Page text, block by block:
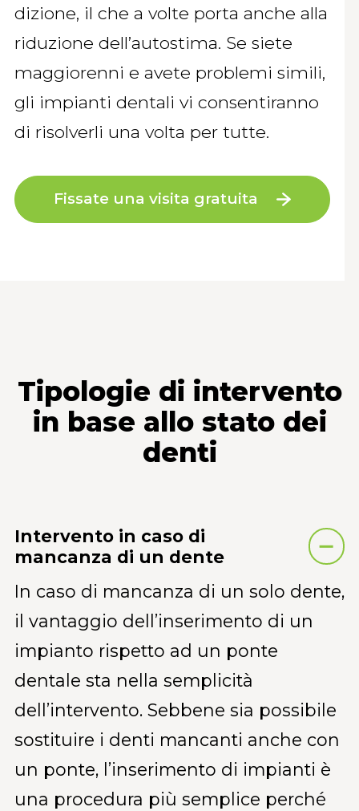
dizione, il che a volte porta anche alla
riduzione dell’autostima. Se siete
maggiorenni e avete problemi simili,
gli impianti dentali vi consentiranno
di risolverli una volta per tutte.
Fissate una visita gratuita
Tipologie di intervento
in base allo stato dei
denti
Intervento in caso di
mancanza di un dente
In caso di mancanza di un solo dente,
il vantaggio dell’inserimento di un
impianto rispetto ad un ponte
dentale sta nella semplicità
dell’intervento. Sebbene sia possibile
sostituire i denti mancanti anche con
un ponte, l’inserimento di impianti è
una procedura più semplice perché